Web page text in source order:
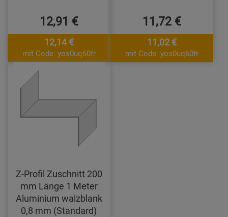
12,91 €
12,14 €
mit Code: yos0uq60fr
11,72 €
11,02 €
mit Code: yos0uq60fr
Z-Profil Zuschnitt 200
mm Länge 1 Meter
Aluminium walzblank
0,8 mm (Standard)